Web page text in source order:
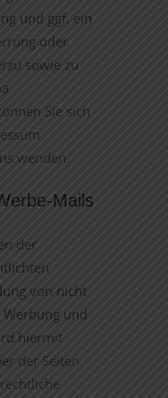
und ggf. ein
oder
sowie zu
Sie sich
wenden.
Mails
der
von nicht
und
hiermit
der Seiten